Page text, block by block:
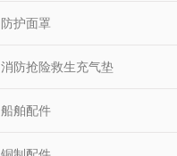
防护面罩
消防抢险救生充气垫
船舶配件